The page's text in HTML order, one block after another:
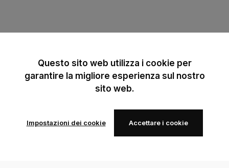
Questo sito web utilizza i cookie per
garantire la migliore esperienza sul nostro
sito web.
Impostazioni dei cookie Accettare i cookie